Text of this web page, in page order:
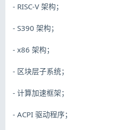
- RISC-V 架构；
- S390 架构；
- x86 架构；
- 区块层子系统；
- 计算加速框架；
- ACPI 驱动程序；